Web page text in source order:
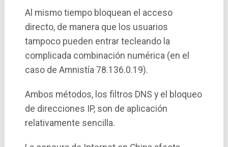
Al mismo tiempo bloquean el acceso
directo, de manera que los usuarios
tampoco pueden entrar tecleando la
complicada combinación numérica (en el
caso de Amnistí­a 78.136.0.19).
Ambos métodos, los filtros DNS y el bloqueo
de direcciones IP, son de aplicación
relativamente sencilla.